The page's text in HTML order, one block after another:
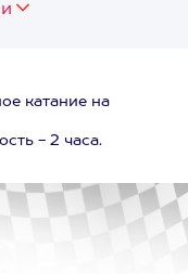
катание на
- 2 часа.